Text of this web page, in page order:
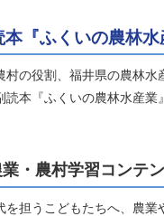
『ふくいの農林水
の役割、福井県の農林水
本『ふくいの農林水産業
・農村学習コンテ
担うこどもたちへ、農業